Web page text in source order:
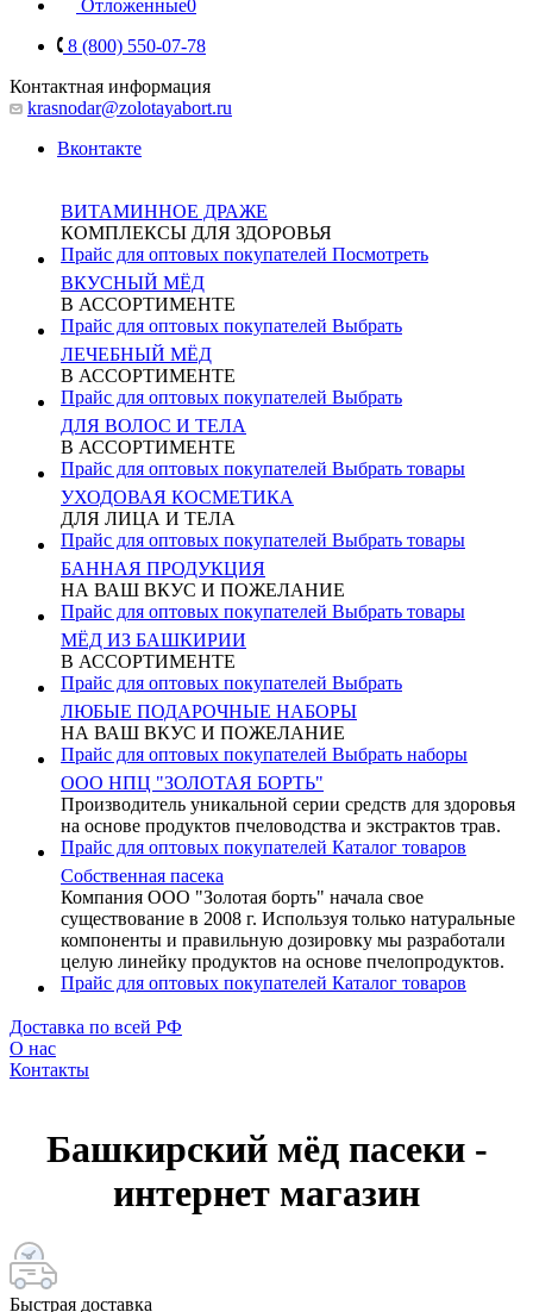
Отложенные0
8 (800) 550-07-78
Контактная информация
krasnodar@zolotayabort.ru
Вконтакте
ВИТАМИННОЕ ДРАЖЕ
КОМПЛЕКСЫ ДЛЯ ЗДОРОВЬЯ
Прайс для оптовых покупателей Посмотреть
ВКУСНЫЙ МЁД
В АССОРТИМЕНТЕ
Прайс для оптовых покупателей Выбрать
ЛЕЧЕБНЫЙ МЁД
В АССОРТИМЕНТЕ
Прайс для оптовых покупателей Выбрать
ДЛЯ ВОЛОС И ТЕЛА
В АССОРТИМЕНТЕ
Прайс для оптовых покупателей Выбрать товары
УХОДОВАЯ КОСМЕТИКА
ДЛЯ ЛИЦА И ТЕЛА
Прайс для оптовых покупателей Выбрать товары
БАННАЯ ПРОДУКЦИЯ
НА ВАШ ВКУС И ПОЖЕЛАНИЕ
Прайс для оптовых покупателей Выбрать товары
МЁД ИЗ БАШКИРИИ
В АССОРТИМЕНТЕ
Прайс для оптовых покупателей Выбрать
ЛЮБЫЕ ПОДАРОЧНЫЕ НАБОРЫ
НА ВАШ ВКУС И ПОЖЕЛАНИЕ
Прайс для оптовых покупателей Выбрать наборы
ООО НПЦ "ЗОЛОТАЯ БОРТЬ"
Производитель уникальной серии средств для здоровья
на основе продуктов пчеловодства и экстрактов трав.
Прайс для оптовых покупателей Каталог товаров
Собственная пасека
Компания ООО "Золотая борть" начала свое
существование в 2008 г. Используя только натуральные
компоненты и правильную дозировку мы разработали
целую линейку продуктов на основе пчелопродуктов.
Прайс для оптовых покупателей Каталог товаров
Доставка по всей РФ
О нас
Контакты
Башкирский мёд пасеки -
интернет магазин
Быстрая доставка